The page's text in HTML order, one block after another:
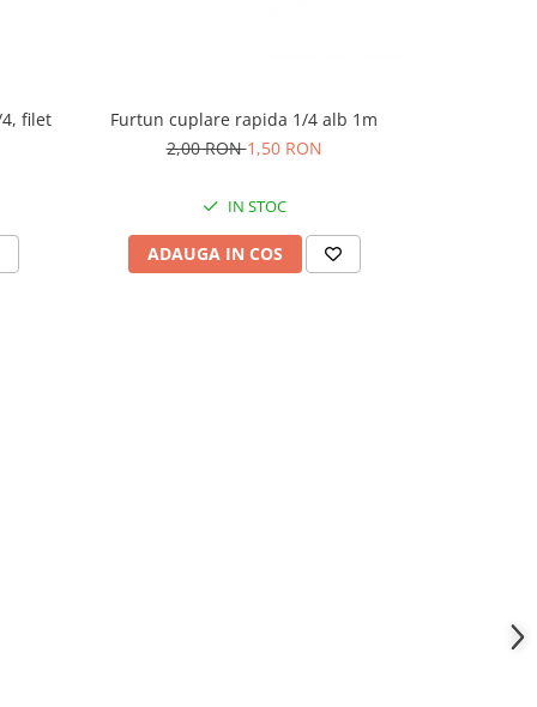
filet
Furtun cuplare rapida 1/4 alb 1m
2,00 RON1,50 RON
IN STOC
ADAUGA IN COS